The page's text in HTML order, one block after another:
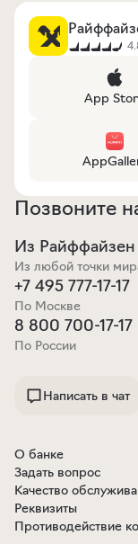
Придите
App
Позвоните
Из
Из любой точки
+7 495 777-17-17
По Москве
8 800 700-17-17
По России
Написать в чат
О банке
Задать вопрос
Качество
Реквизиты
Противодействие